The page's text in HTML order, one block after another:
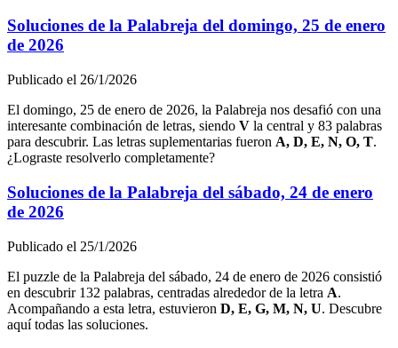
Soluciones de la Palabreja del domingo, 25 de enero
de 2026
Publicado el 26/1/2026
El domingo, 25 de enero de 2026, la Palabreja nos desafió con una
interesante combinación de letras, siendo V la central y 83 palabras
para descubrir. Las letras suplementarias fueron A, D, E, N, O, T.
¿Lograste resolverlo completamente?
Soluciones de la Palabreja del sábado, 24 de enero
de 2026
Publicado el 25/1/2026
El puzzle de la Palabreja del sábado, 24 de enero de 2026 consistió
en descubrir 132 palabras, centradas alrededor de la letra A.
Acompañando a esta letra, estuvieron D, E, G, M, N, U. Descubre
aquí todas las soluciones.